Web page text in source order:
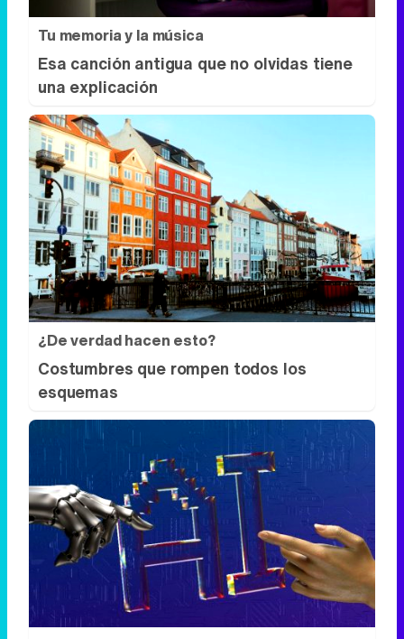
Tu memoria y la música
Esa canción antigua que no olvidas tiene
una explicación
¿De verdad hacen esto?
Costumbres que rompen todos los
esquemas